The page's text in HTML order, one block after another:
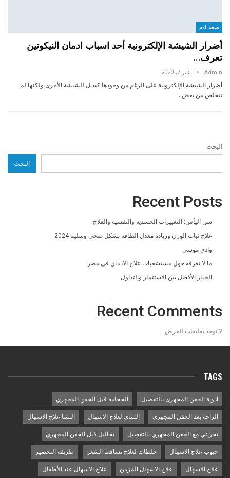
صحة ادم
أضرار الشيشة الإلكترونية أحد اسباب ادمان النيكوتين
تعرف…
Admin يناير 7, 2020
أضرار الشيشة الإلكترونية على الرغم من وجودها كبديل للشيشة الأخرى ولكنها لم
تتخلص من بعض…
البحث
البحث
Recent Posts
سن اليأس: التغييرات الجسدية والنفسية والعلاج
علاج ثبات الوزن وزيادة معدل الطاقة بشكل صحي وسليم 2024
وادي موسى
ما لا تعرفه حول مستشفيات علاج الادمان فى مصر
الخيار الأفضل بين الاستثمار والتداول
Recent Comments
لا توجد تعليقات للعرض.
TAGS
ادوية الحقن المجهرى بالتفصيل الحجامه قبل الحقن المجهري
الراحة بعد الحقن المجهري الشاي لعلاج الاسهال النشا علاج الاسهال
تجربتي مع الحقن المجهري بالتفصيل تحاليل قبل الحقن المجهري
حبوب علاج الاسهال خلطات لعلاج تساقط الشعر طريقة التحضير
علاج الاسهال علاج الاسهال المزمن علاج الاسهال عند الأطفال